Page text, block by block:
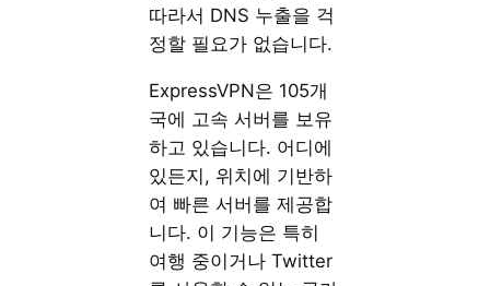
따라서 DNS 누출을 걱
정할 필요가 없습니다.
ExpressVPN은 105개
국에 고속 서버를 보유
하고 있습니다. 어디에
있든지, 위치에 기반하
여 빠른 서버를 제공합
니다. 이 기능은 특히
여행 중이거나 Twitter